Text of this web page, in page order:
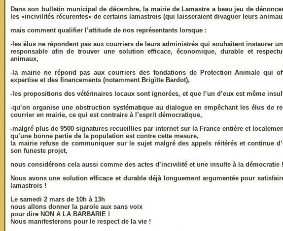
Dans son bulletin municipal de décembre, la mairie de Lamastre a beau jeu de
les «incivilités récurentes» de certains lamastrois (qui laisseraient divaguer leurs
mais comment qualifier l’attitude de nos représentants lorsque :
-les élus ne répondent pas aux courriers de leurs administrés qui souhaitent instaurer
responsable afin de trouver une solution efficace, économique, durable et
animaux,
-la mairie ne répond pas aux courriers des fondations de Protection Animale qui
expertise et des financements (notamment Brigitte Bardot),
-les propositions des vétérinaires locaux sont ignorées, et que l’un d’eux est même
-qu’on organise une obstruction systématique au dialogue en empêchant les élus de
courrier en mairie, ce qui est contraire à l’esprit démocratique,
-malgré plus de 9500 signatures recueillies par internet sur la France entière et
qu’une bonne partie de la population est contre cette mesure,
la mairie refuse de communiquer sur le sujet malgré des appels réitérés et continue
son funeste projet,
nous considérons cela aussi comme des actes d’incivilité et une insulte à la démocratie !
Nous avons une solution efficace et durable déjà longuement argumentée pour
lamastrois !
Le samedi 2 mars de 10h à 13h
nous allons donner la parole aux sans voix
pour dire NON A LA BARBARIE !
Nous manifesterons pour le respect de la vie !